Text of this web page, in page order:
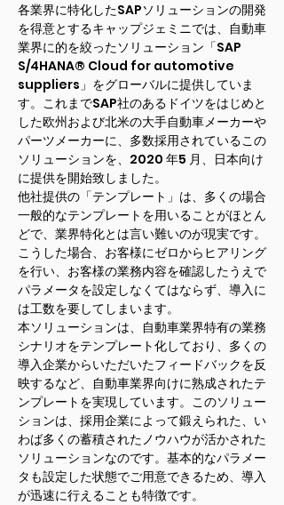
各業界に特化したSAPソリューションの開発
を得意とするキャップジェミニでは、自動車
業界に的を絞ったソリューション「SAP
S/4HANA® Cloud for automotive
suppliers」をグローバルに提供していま
す。これまでSAP社のあるドイツをはじめと
した欧州および北米の大手自動車メーカーや
パーツメーカーに、多数採用されているこの
ソリューションを、2020 年5 月、日本向け
に提供を開始致しました。
他社提供の「テンプレート」は、多くの場合
一般的なテンプレートを用いることがほとん
どで、業界特化とは言い難いのが現実です。
こうした場合、お客様にゼロからヒアリング
を行い、お客様の業務内容を確認したうえで
パラメータを設定しなくてはならず、導入に
は工数を要してしまいます。
本ソリューションは、自動車業界特有の業務
シナリオをテンプレート化しており、多くの
導入企業からいただいたフィードバックを反
映するなど、自動車業界向けに熟成されたテ
ンプレートを実現しています。このソリュー
ションは、採用企業によって鍛えられた、い
わば多くの蓄積されたノウハウが活かされた
ソリューションなのです。基本的なパラメー
タも設定した状態でご用意できるため、導入
が迅速に行えることも特徴です。